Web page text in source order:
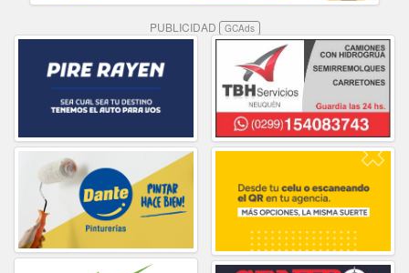
PUBLICIDAD GCAds